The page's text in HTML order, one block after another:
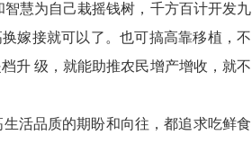
慧为自己栽摇钱树，千方百计开发九
嫁接就可以了。也可搞高靠移植，不
升 级，就能助推农民增产增收，就不
活品质的期盼和向往，都追求吃鲜食